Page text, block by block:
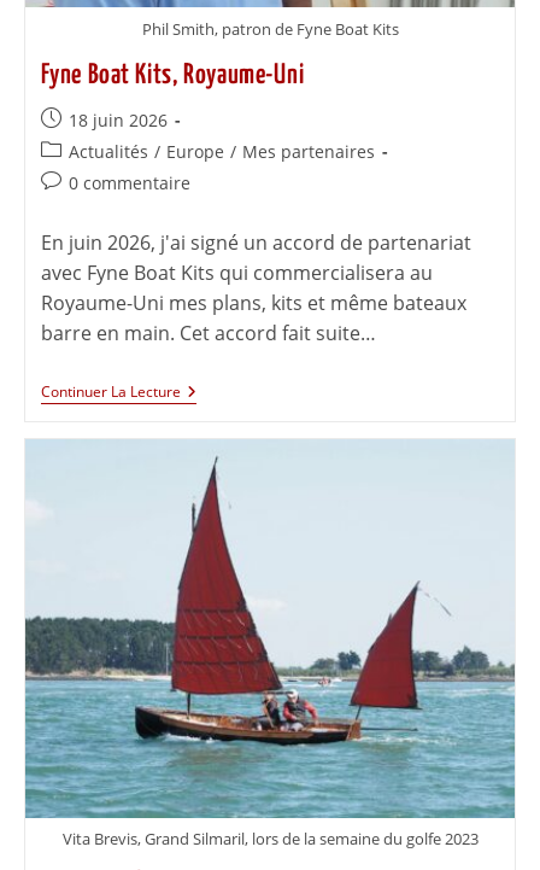
Phil Smith, patron de Fyne Boat Kits
Fyne Boat Kits, Royaume-Uni
18 juin 2026
Actualités / Europe / Mes partenaires
0 commentaire
En juin 2026, j'ai signé un accord de partenariat
avec Fyne Boat Kits qui commercialisera au
Royaume-Uni mes plans, kits et même bateaux
barre en main. Cet accord fait suite…
Continuer La Lecture
Vita Brevis, Grand Silmaril, lors de la semaine du golfe 2023